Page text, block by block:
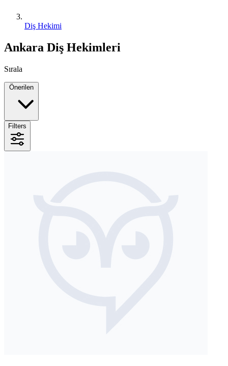
Diş Hekimi
Ankara Diş Hekimleri
Sırala
Filters